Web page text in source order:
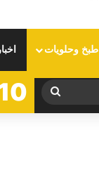
طبخ وحلويات
بحث
عن